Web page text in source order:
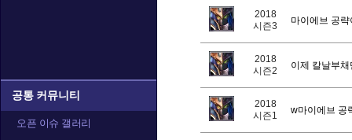
공통 커뮤니티
오픈 이슈 갤러리
트레이서
2018
시즌3
마이에브 공
2018
시즌2
이제 칼날부
2018
시즌1
w마이에브 공